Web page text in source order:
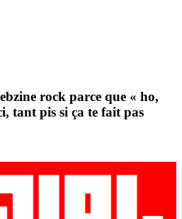
rock parce que « ho,
tant pis si ça te fait pas